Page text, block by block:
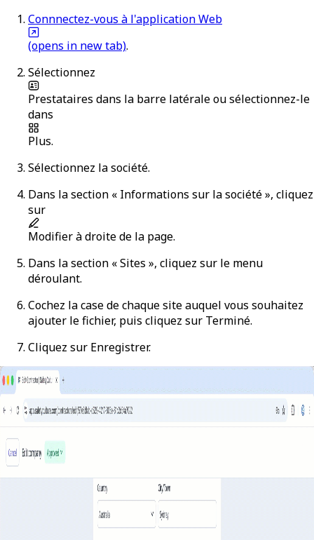
Connnectez-vous à l'application Web
(opens in new tab).
Sélectionnez
Prestataires dans la barre latérale ou sélectionnez-le
dans
Plus.
Sélectionnez la société.
Dans la section « Informations sur la société », cliquez
sur
Modifierà droite de la page.
Dans la section « Sites », cliquez sur le menu
déroulant.
Cochez la case de chaque site auquel vous souhaitez
ajouter le fichier, puis cliquez sur Terminé.
Cliquez sur Enregistrer.